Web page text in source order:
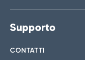
Supporto
CONTATTI